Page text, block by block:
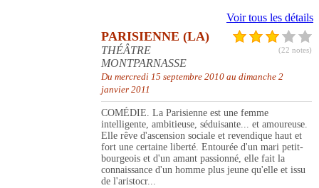
Voir tous les détails
(22 notes)
PARISIENNE (LA)
THÉÂTRE
MONTPARNASSE
Du mercredi 15 septembre 2010 au dimanche 2
janvier 2011
COMÉDIE. La Parisienne est une femme
intelligente, ambitieuse, séduisante... et amoureuse.
Elle rêve d'ascension sociale et revendique haut et
fort une certaine liberté. Entourée d'un mari petit-
bourgeois et d'un amant passionné, elle fait la
connaissance d'un homme plus jeune qu'elle et issu
de l'aristocr...